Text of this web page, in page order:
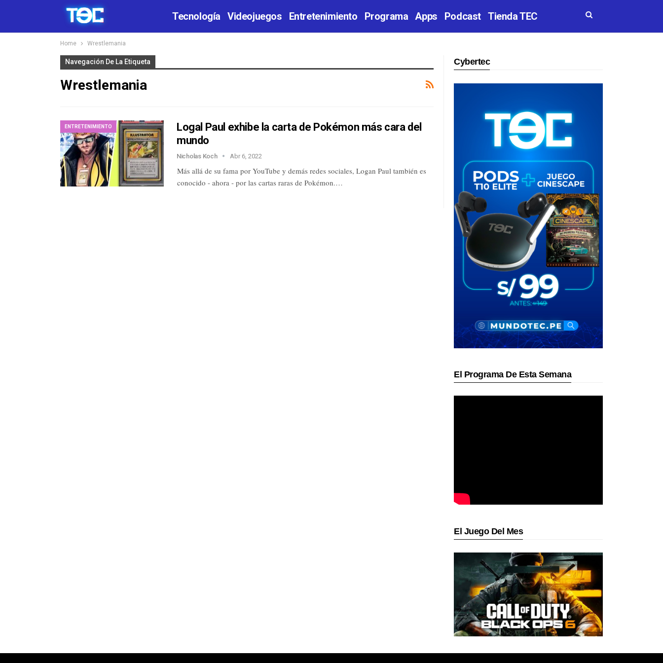
Tecnología Videojuegos Entretenimiento Programa Apps Podcast Tienda TEC
Home Wrestlemania
Navegación De La Etiqueta
Wrestlemania
ENTRETENIMIENTO
Logal Paul exhibe la carta de Pokémon más cara del
mundo
Nicholas Koch Abr 6, 2022
Más allá de su fama por YouTube y demás redes sociales, Logan Paul también es
conocido - ahora - por las cartas raras de Pokémon.…
Cybertec
El Programa De Esta Semana
El Juego Del Mes